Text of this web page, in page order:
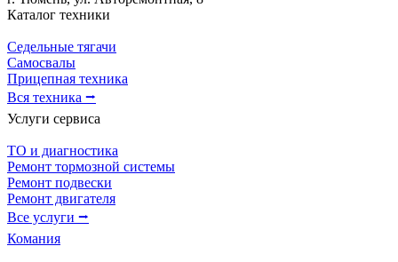
Каталог техники
Седельные тягачи
Самосвалы
Прицепная техника
Вся техника ⭢
Услуги сервиса
ТО и диагностика
Ремонт тормозной системы
Ремонт подвески
Ремонт двигателя
Все услуги ⭢
Комания